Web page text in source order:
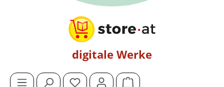
digitale Werke
Du hast 0 Produkte auf dem Merkzettel
Warenkorb enthält 0